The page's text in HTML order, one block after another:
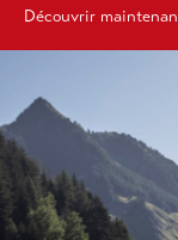
Découvrir